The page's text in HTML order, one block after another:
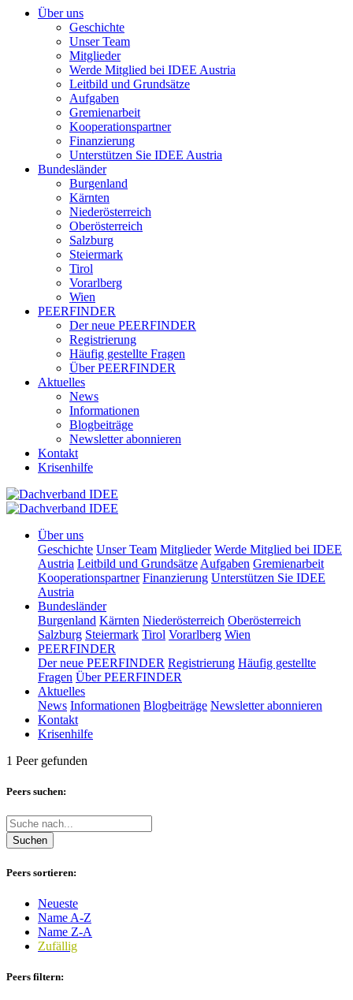
Über uns
Geschichte
Unser Team
Mitglieder
Werde Mitglied bei IDEE Austria
Leitbild und Grundsätze
Aufgaben
Gremienarbeit
Kooperationspartner
Finanzierung
Unterstützen Sie IDEE Austria
Bundesländer
Burgenland
Kärnten
Niederösterreich
Oberösterreich
Salzburg
Steiermark
Tirol
Vorarlberg
Wien
PEERFINDER
Der neue PEERFINDER
Registrierung
Häufig gestellte Fragen
Über PEERFINDER
Aktuelles
News
Informationen
Blogbeiträge
Newsletter abonnieren
Kontakt
Krisenhilfe
Über uns
Geschichte Unser Team Mitglieder Werde Mitglied bei IDEE
Austria Leitbild und Grundsätze Aufgaben Gremienarbeit
Kooperationspartner Finanzierung Unterstützen Sie IDEE
Austria
Bundesländer
Burgenland Kärnten Niederösterreich Oberösterreich
Salzburg Steiermark Tirol Vorarlberg Wien
PEERFINDER
Der neue PEERFINDER Registrierung Häufig gestellte
Fragen Über PEERFINDER
Aktuelles
News Informationen Blogbeiträge Newsletter abonnieren
Kontakt
Krisenhilfe
1 Peer gefunden
Peers suchen:
Suchen
Peers sortieren:
Neueste
Name A-Z
Name Z-A
Zufällig
Peers filtern: